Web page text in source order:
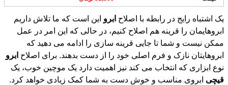
یک اشتباه رایج در رابطه با اصلاح ابرو این است که ما تلاش داریم
ابروهایمان را قرینه هم اصلاح کنیم، در حالی که این امر در عمل
ممکن نیست و شما تا جایی قرینه سازی را ادامه می دهید که
ابروهایتان نازک و فرم اصلی خود را از دست بدهند. برای اصلاح ابرو
نوع ابزاری که انتخاب می کند نیز اهمیت دارد یک موچین خوب، یک
قیچی ابروی مناسب و خوش دست به شما کمک زیادی خواهد کرد.